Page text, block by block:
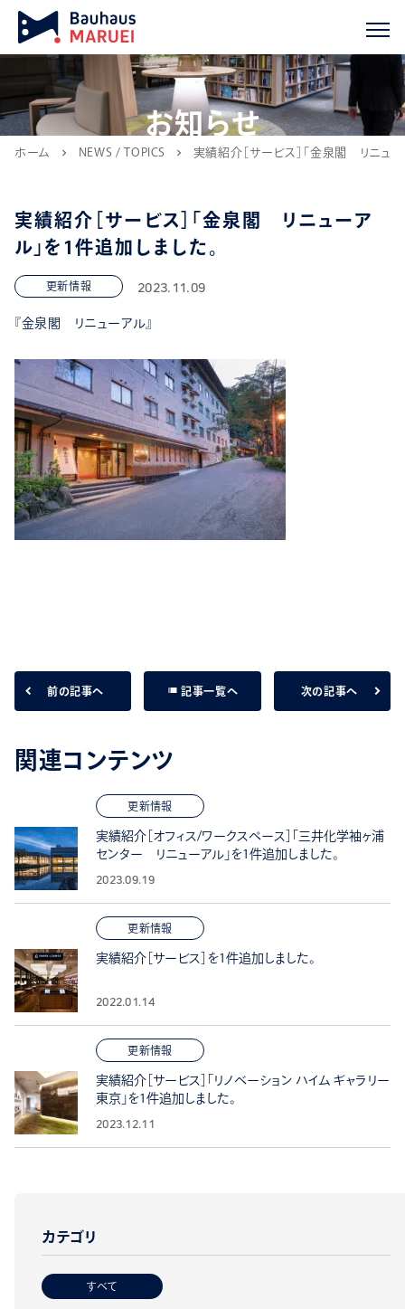
お知らせ
ホーム chevron_right NEWS / TOPICS chevron_right 実績紹介［サービス］「金泉閣 リニュー
実績紹介［サービス］「金泉閣 リニューア
ル」を1件追加しました。
更新情報 2023.11.09
『金泉閣 リニューアル』
前の記事へ list 記事一覧へ 次の記事へ
関連コンテンツ
更新情報
実績紹介［オフィス/ワークスペース］「三井化学袖ヶ浦
センター リニューアル」を1件追加しました。
2023.09.19
更新情報
実績紹介［サービス］を1件追加しました。
2022.01.14
更新情報
実績紹介［サービス］「リノベーション ハイム ギャラリー
東京」を1件追加しました。
2023.12.11
カテゴリ
すべて